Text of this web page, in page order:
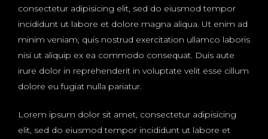
consectetur adipisicing elit, sed do eiusmod tempor
incididunt ut labore et dolore magna aliqua. Ut enim ad
minim veniam, quis nostrud exercitation ullamco laboris
nisi ut aliquip ex ea commodo consequat. Duis aute
irure dolor in reprehenderit in voluptate velit esse cillum
dolore eu fugiat nulla pariatur.
Lorem ipsum dolor sit amet, consectetur adipisicing
elit, sed do eiusmod tempor incididunt ut labore et